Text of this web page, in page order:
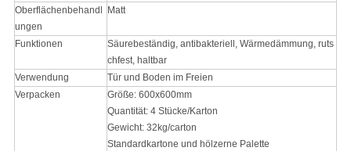
Oberflächenbehandl
ungen
Matt
Funktionen
Säurebeständig, antibakteriell, Wärmedämmung, ruts
chfest, haltbar
Verwendung
Tür und Boden im Freien
Verpacken
Größe: 600x600mm
Quantität: 4 Stücke/Karton
Gewicht: 32kg/carton
Standardkartone und hölzerne Palette